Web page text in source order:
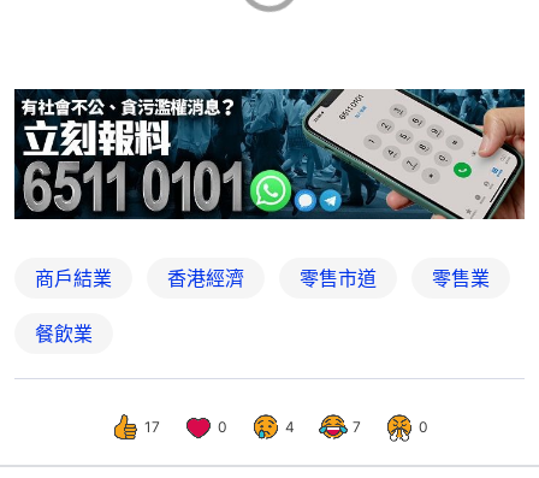
商戶結業 香港經濟 零售市道 零售業
餐飲業
17 0 4 7 0